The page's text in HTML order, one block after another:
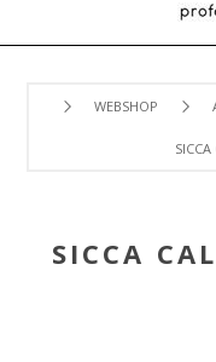
WEBSHOP
SICCA